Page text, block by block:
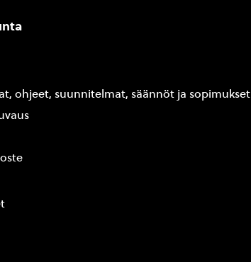
ohjeet, suunnitelmat, säännöt ja sopimukset